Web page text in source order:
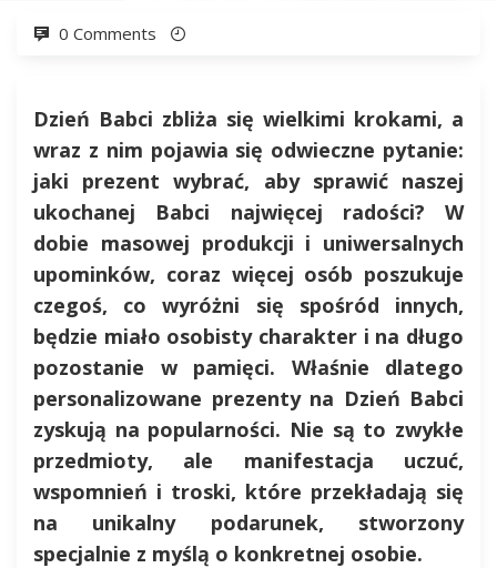
0 Comments
Dzień Babci zbliża się wielkimi krokami, a
wraz z nim pojawia się odwieczne pytanie:
jaki prezent wybrać, aby sprawić naszej
ukochanej Babci najwięcej radości? W
dobie masowej produkcji i uniwersalnych
upominków, coraz więcej osób poszukuje
czegoś, co wyróżni się spośród innych,
będzie miało osobisty charakter i na długo
pozostanie w pamięci. Właśnie dlatego
personalizowane prezenty na Dzień Babci
zyskują na popularności. Nie są to zwykłe
przedmioty, ale manifestacja uczuć,
wspomnień i troski, które przekładają się
na unikalny podarunek, stworzony
specjalnie z myślą o konkretnej osobie.